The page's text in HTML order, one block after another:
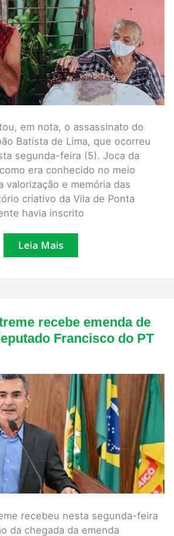
em nota, o assassinato do
Batista de Lima, que ocorreu
segunda-feira (5). Joca da
era conhecido no meio
valorização e memória das
criativo da Vila de Ponta
havia inscrito
Vila
de
Ponta
Negra
Leia Mais
recebe emenda de
Francisco do PT
recebeu nesta segunda-feira
da chegada da emenda
Bloco
Treme-
treme
recebe
R$25
mil
do
deputado
Francisco
do
PT